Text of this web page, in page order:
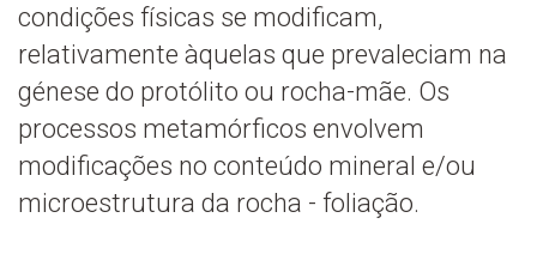
condições físicas se modificam,
relativamente àquelas que prevaleciam na
génese do protólito ou rocha-mãe. Os
processos metamórficos envolvem
modificações no conteúdo mineral e/ou
microestrutura da rocha - foliação.